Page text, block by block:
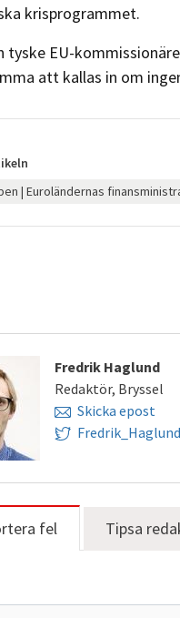
krisprogrammet.
tyske EU-
att kallas in om
| Euroländernas
Fredrik Haglund
Redaktör, Bryssel
Skicka epost
Fredrik_Haglund
fel Tipsa